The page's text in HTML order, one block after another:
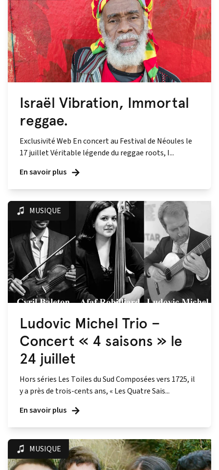
Israël Vibration, Immortal
reggae.
Exclusivité Web En concert au Festival de Néoules le
17 juillet Véritable légende du reggae roots, I...
En savoir plus
MUSIQUE
Ludovic Michel Trio –
Concert « 4 saisons » le
24 juillet
Hors séries Les Toiles du Sud Composées vers 1725, il
y a près de trois-cents ans, « Les Quatre Sais...
En savoir plus
MUSIQUE